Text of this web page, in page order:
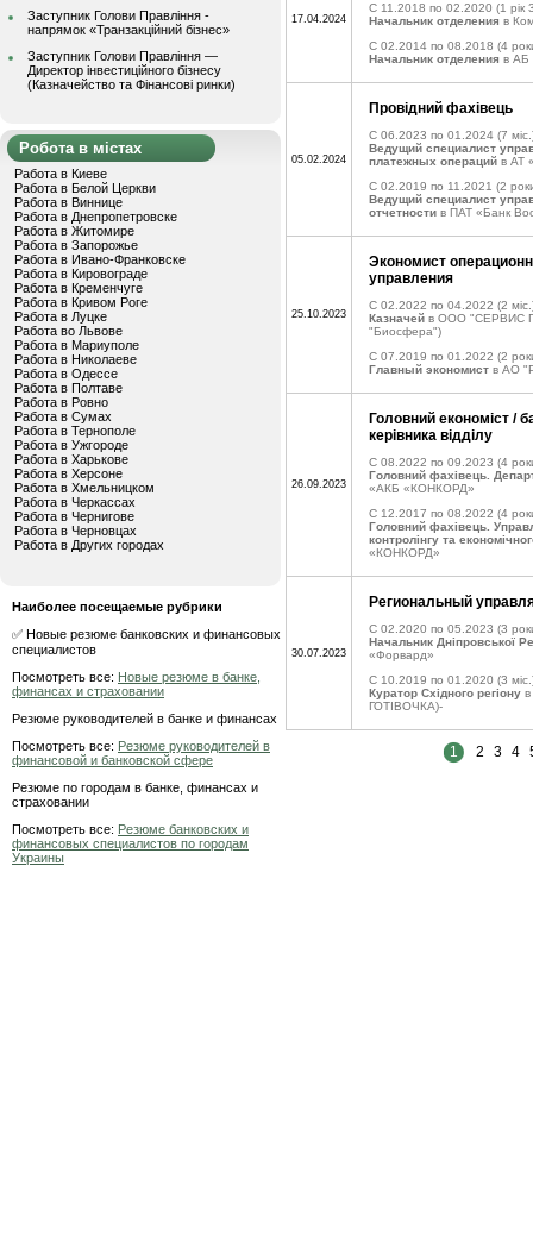
Заступник Голови Правління -
напрямок «Транзакційний бізнес»
Заступник Голови Правління —
Директор інвестиційного бізнесу
(Казначейство та Фінансові ринки)
Робота в містах
Работа в Киеве
Работа в Белой Церкви
Работа в Виннице
Работа в Днепропетровске
Работа в Житомире
Работа в Запорожье
Работа в Ивано-Франковске
Работа в Кировограде
Работа в Кременчуге
Работа в Кривом Роге
Работа в Луцке
Работа во Львове
Работа в Мариуполе
Работа в Николаеве
Работа в Одессе
Работа в Полтаве
Работа в Ровно
Работа в Сумах
Работа в Тернополе
Работа в Ужгороде
Работа в Харькове
Работа в Херсоне
Работа в Хмельницком
Работа в Черкассах
Работа в Чернигове
Работа в Черновцах
Работа в Других городах
Наиболее посещаемые рубрики
✅ Новые резюме банковских и финансовых
специалистов
Посмотреть все: Новые резюме в банке,
финансах и страховании
Резюме руководителей в банке и финансах
Посмотреть все: Резюме руководителей в
финансовой и банковской сфере
Резюме по городам в банке, финансах и
страховании
Посмотреть все: Резюме банковских и
финансовых специалистов по городам
Украины
17.04.2024
C 11.2018 по 02.2020 (1 рік
Начальник отделения в
C 02.2014 по 08.2018 (4
Начальник отделения в АБ
05.02.2024
Провідний фахівець
C 06.2023 по 01.2024 (7
Ведущий специалист
платежных операций в АТ
C 02.2019 по 11.2021 (2
Ведущий специалист
отчетности в ПАТ «Банк
25.10.2023
Экономист
управления
C 02.2022 по 04.2022 (2
Казначей в ООО "СЕРВИС
"Биосфера")
C 07.2019 по 01.2022 (2
Главный экономист в АO
26.09.2023
Головний економіст /
керівника відділу
C 08.2022 по 09.2023 (4
Головний фахівець.
«АКБ «КОНКОРД»
C 12.2017 по 08.2022 (4
Головний фахівець.
контролінгу та
«КОНКОРД»
30.07.2023
Региональный
C 02.2020 по 05.2023 (3
Начальник Дніпровської
«Форвард»
C 10.2019 по 01.2020 (3
Куратор Східного регіону
ГОТІВОЧКА)-
1 2 3 4